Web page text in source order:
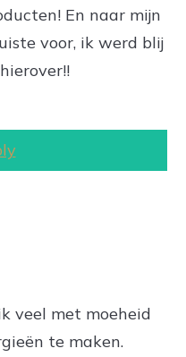
En naar mijn
voor, ik werd blij
veel met moeheid
te maken.